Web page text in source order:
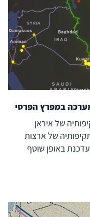
במפרץ הפרסי
של איראן
של ארצות
המפה מתעדכנת באופן שוטף